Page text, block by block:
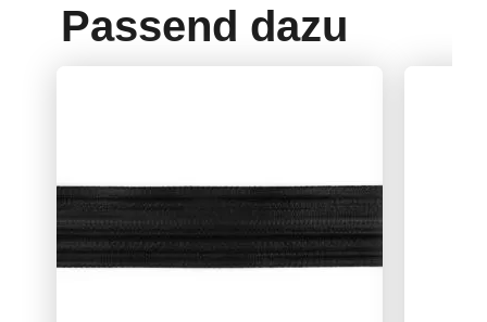
Passend dazu